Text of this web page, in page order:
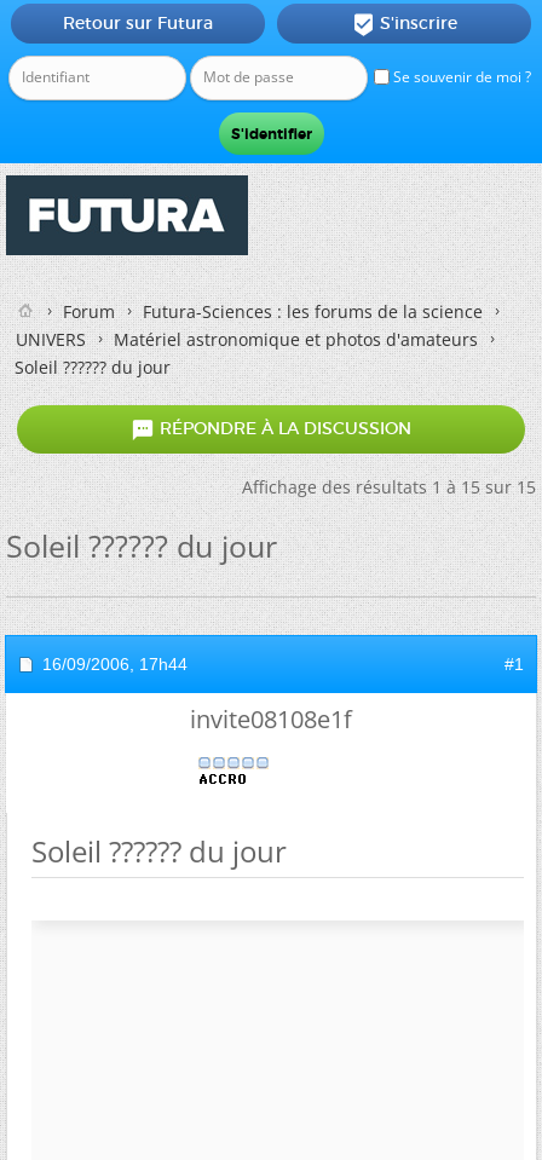
Se souvenir de moi ?
Retour sur Futura  S'inscrire
Forum
Futura-Sciences : les forums de la science
UNIVERS
Matériel astronomique et photos d'amateurs
Soleil ?????? du jour
 RÉPONDRE À LA DISCUSSION
Affichage des résultats 1 à 15 sur 15
Soleil ?????? du jour
16/09/2006, 17h44 #1
invite08108e1f
Soleil ?????? du jour